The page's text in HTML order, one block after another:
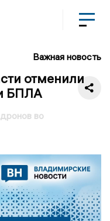
Важная новость
отменили
БПЛА
во